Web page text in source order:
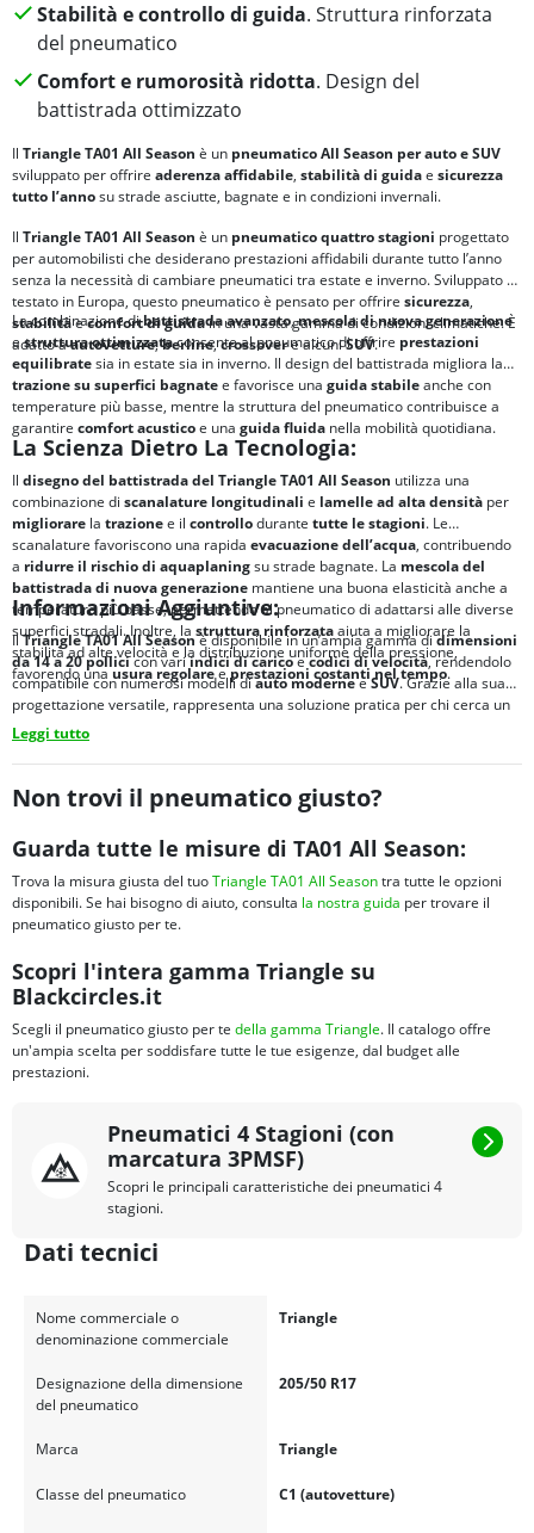
Stabilità e controllo di guida. Struttura rinforzata
del pneumatico
Comfort e rumorosità ridotta. Design del
battistrada ottimizzato
Il Triangle TA01 All Season è un pneumatico All Season per auto e SUV
sviluppato per offrire aderenza affidabile, stabilità di guidae sicurezza
tutto l’annosu strade asciutte, bagnate e in condizioni invernali.
Il Triangle TA01 All Season è un pneumatico quattro stagioni progettato
per automobilisti che desiderano prestazioni affidabili durante tutto l’anno
senza la necessità di cambiare pneumatici tra estate e inverno. Sviluppato e
testato in Europa, questo pneumatico è pensato per offrire sicurezza,
stabilitàecomfort di guidain una vasta gamma di condizioni climatiche. È
adatto aautovetture,berline,crossovere alcuniSUV.
La combinazione dibattistrada avanzato,mescola di nuova generazione
estruttura ottimizzataconsente al pneumatico di offrire prestazioni
equilibratesia in estate sia in inverno. Il design del battistrada migliora la
trazione su superfici bagnatee favorisce una guida stabileanche con
temperature più basse, mentre la struttura del pneumatico contribuisce a
garantire comfort acusticoe una guida fluida nella mobilità quotidiana.
La Scienza Dietro La Tecnologia:
Il disegno del battistrada del Triangle TA01 All Season utilizza una
combinazione di scanalature longitudinali e lamelle ad alta densità per
migliorare la trazionee il controllodurante tutte le stagioni. Le
scanalature favoriscono una rapida evacuazione dell’acqua, contribuendo
a ridurre il rischio di aquaplaningsu strade bagnate. La mescola del
battistrada di nuova generazione mantiene una buona elasticità anche a
temperature più basse, permettendo al pneumatico di adattarsi alle diverse
superfici stradali. Inoltre, la struttura rinforzataaiuta a migliorare la
stabilità ad alte velocità e la distribuzione uniforme della pressione,
favorendo unausura regolareeprestazioni costanti nel tempo.
Informazioni Aggiuntive:
IlTriangle TA01 All Seasonè disponibile in un’ampia gamma didimensioni
da 14 a 20 pollicicon variindici di caricoecodici di velocità, rendendolo
compatibile con numerosi modelli diauto moderneeSUV. Grazie alla sua
progettazione versatile, rappresenta una soluzione pratica per chi cerca un
pneumatico quattro stagioni affidabile
Leggi tutto
Non trovi il pneumatico giusto?
Guarda tutte le misure di TA01 All Season:
Trova la misura giusta del tuoTriangle TA01 All Seasontra tutte le opzioni
disponibili. Se hai bisogno di aiuto, consulta la nostra guida per trovare il
pneumatico giusto per te.
Scopri l'intera gamma Triangle su
Blackcircles.it
Scegli il pneumatico giusto per te della gamma Triangle. Il catalogo offre
un'ampia scelta per soddisfare tutte le tue esigenze, dal budget alle
prestazioni.
Pneumatici 4 Stagioni (con
marcatura 3PMSF)
Scopri le principali caratteristiche dei pneumatici 4
stagioni.
Dati tecnici
Nome commerciale o
denominazione commerciale
Triangle
Designazione della dimensione
del pneumatico
205/50 R17
Marca Triangle
Classe del pneumatico C1 (autovetture)